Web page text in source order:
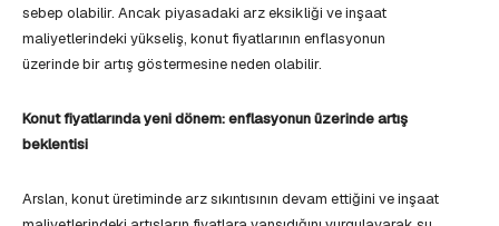
sebep olabilir. Ancak piyasadaki arz eksikliği ve inşaat
maliyetlerindeki yükseliş, konut fiyatlarının enflasyonun
üzerinde bir artış göstermesine neden olabilir.
Konut fiyatlarında yeni dönem: enflasyonun üzerinde artış
beklentisi
Arslan, konut üretiminde arz sıkıntısının devam ettiğini ve inşaat